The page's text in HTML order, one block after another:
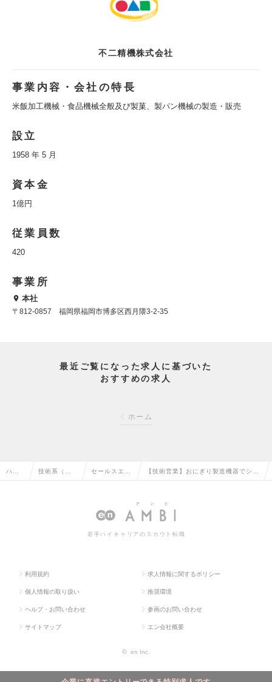
不二精機株式会社
事業内容・会社の特長
米飯加工機械・食品機械全般及び製菓、製パン機械の製造・販売
設立
1958 年 5 月
資本金
1億円
従業員数
420
事業所
本社
〒812-0857 福岡県福岡市博多区西月隈3-2-35
最近ご覧になった求人に基づいた
おすすめの求人
ホーム
ハイ 技術系（機 セールスエン
械・自動車）
【技術営業】おにぎり製造機器でシェ
ーカーや飲食店など、既存顧客中心の
若手ハイキャリアのスカウト転職
利用規約 求人情報に関するポリシー
個人情報の取り扱い 推奨環境
ヘルプ・お問い合わせ 参画のお問い合わせ
サイトマップ エン会社概要
© en Inc.